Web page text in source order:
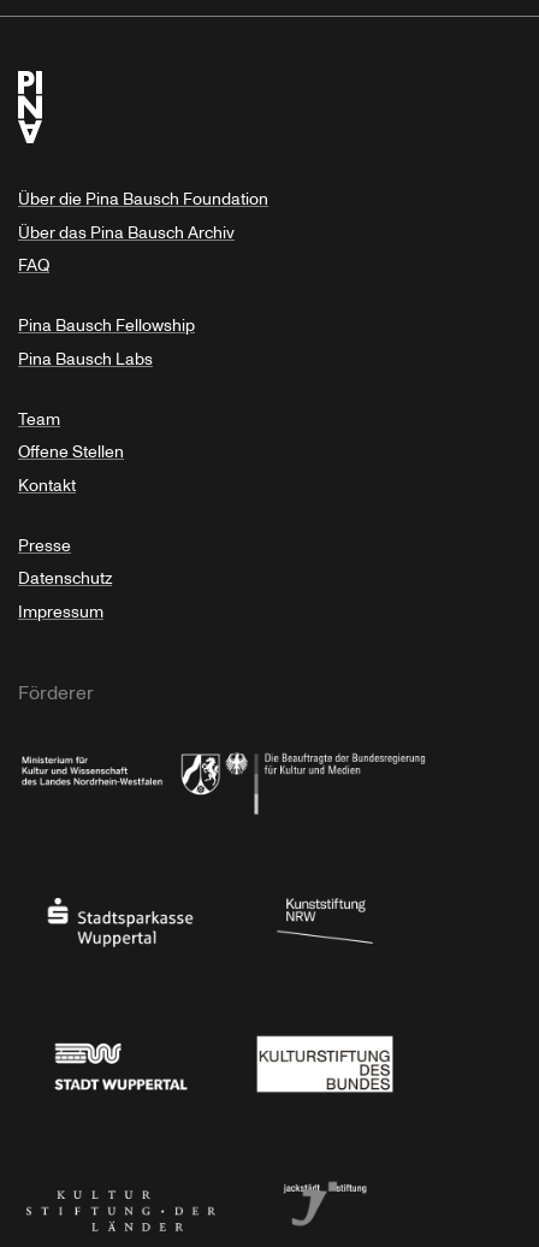
Über die Pina Bausch Foundation
Über das Pina Bausch Archiv
FAQ
Pina Bausch Fellowship
Pina Bausch Labs
Team
Offene Stellen
Kontakt
Presse
Datenschutz
Impressum
Förderer